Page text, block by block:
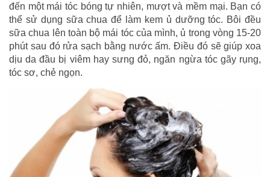
đến một mái tóc bóng tự nhiên, mượt và mềm mại. Bạn có
thể sử dụng sữa chua để làm kem ủ dưỡng tóc. Bôi đều
sữa chua lên toàn bộ mái tóc của mình, ủ trong vòng 15-20
phút sau đó rửa sạch bằng nước ấm. Điều đó sẽ giúp xoa
dịu da đầu bị viêm hay sưng đỏ, ngăn ngừa tóc gãy rụng,
tóc sơ, chẻ ngọn.